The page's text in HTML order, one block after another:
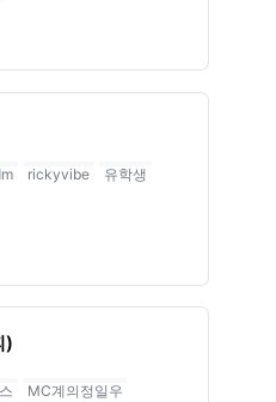
rickyvibe
유학생
)
MC계의정일우